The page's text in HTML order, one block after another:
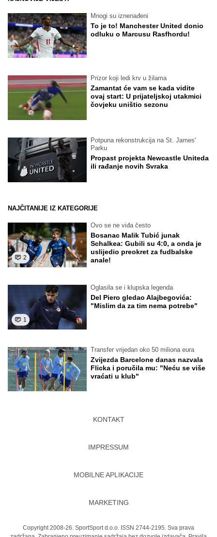
Mnogi su iznenađeni
To je to! Manchester United donio
odluku o Marcusu Rasfhordu!
Prizor koji ledi krv u žilama
Zamantat će vam se kada vidite
ovaj start: U prijateljskoj utakmici
čovjeku uništio sezonu
Potpuna rekonstrukcija na St. James'
Parku
Propast projekta Newcastle Uniteda
ili rađanje novih Svraka
NAJČITANIJE IZ KATEGORIJE
2
Ovo se ne viđa često
Bosanac Malik Tubić junak
Schalkea: Gubili su 4:0, a onda je
uslijedio preokret za fudbalske
anale!
1
Oglasila se i klupska legenda
Del Piero gledao Alajbegovića:
"Mislim da za tim nema potrebe"
Transfer vrijedan oko 50 miliona eura
Zvijezda Barcelone danas nazvala
Flicka i poručila mu: "Neću se više
vraćati u klub"
KONTAKT
IMPRESSUM
MOBILNE APLIKACIJE
MARKETING
Copyright 2008-26. SportSport d.o.o. ISSN 2744-2195. Sva prava